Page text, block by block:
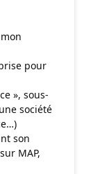
pour
», sous-
société
son
MAP,